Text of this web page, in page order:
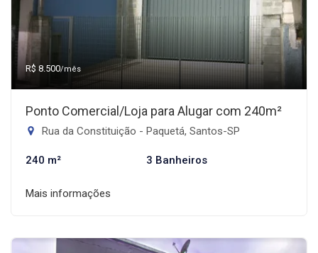
R$ 8.500/mês
Ponto Comercial/Loja para Alugar com 240m²
Rua da Constituição - Paquetá, Santos-SP
240 m² 3 Banheiros
Mais informações